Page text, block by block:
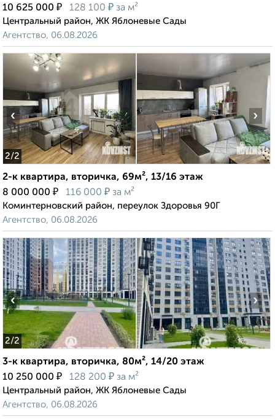
10 625 000 ₽ 128 100 ₽ за м²
Центральный район, ЖК Яблоневые Сады
Агентство, 06.08.2026
2/2
‹ ›
2-к квартира, вторичка, 69м², 13/16 этаж
8 000 000 ₽ 116 000 ₽ за м²
Коминтерновский район, переулок Здоровья 90Г
Агентство, 06.08.2026
2/2
‹ ›
3-к квартира, вторичка, 80м², 14/20 этаж
10 250 000 ₽ 128 200 ₽ за м²
Центральный район, ЖК Яблоневые Сады
Агентство, 06.08.2026